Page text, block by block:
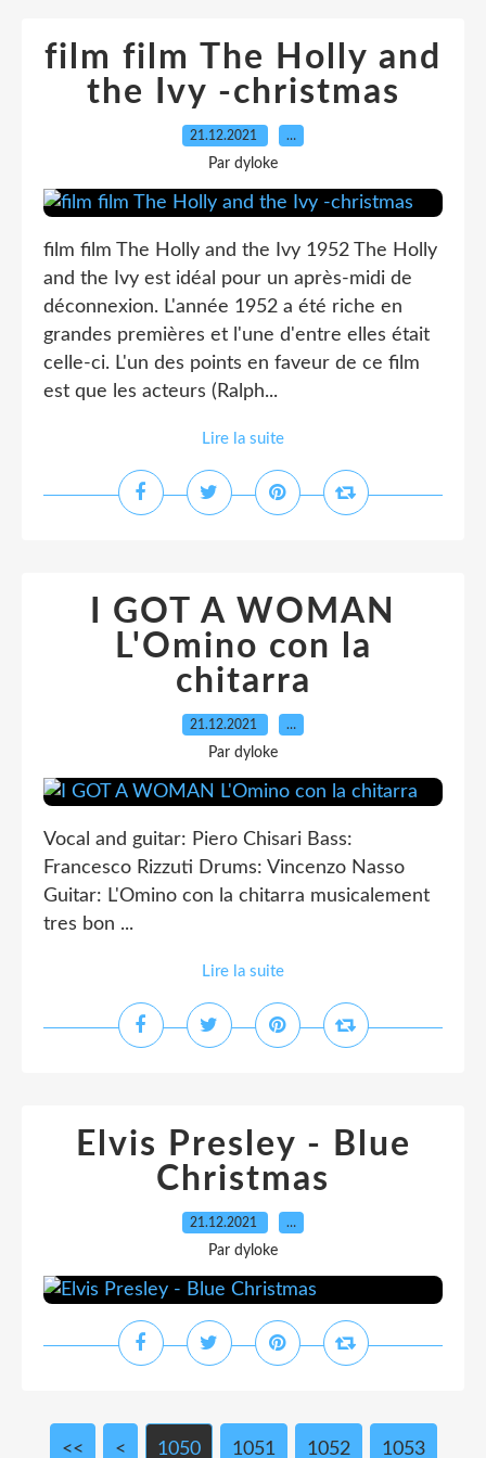
film film The Holly and
the Ivy -christmas
21.12.2021 …
Par dyloke
film film The Holly and the Ivy 1952 The Holly
and the Ivy est idéal pour un après-midi de
déconnexion. L'année 1952 a été riche en
grandes premières et l'une d'entre elles était
celle-ci. L'un des points en faveur de ce film
est que les acteurs (Ralph...
Lire la suite
I GOT A WOMAN
L'Omino con la
chitarra
21.12.2021 …
Par dyloke
Vocal and guitar: Piero Chisari Bass:
Francesco Rizzuti Drums: Vincenzo Nasso
Guitar: L'Omino con la chitarra musicalement
tres bon ...
Lire la suite
Elvis Presley - Blue
Christmas
21.12.2021 …
Par dyloke
<< < 1000
1010
1020
1030
1040
1050 1051 1052 1053